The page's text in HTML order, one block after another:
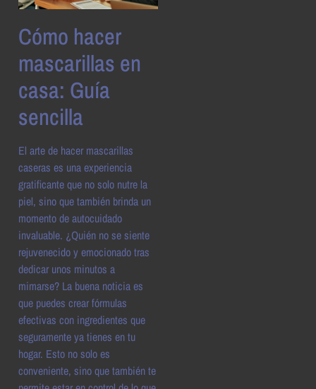
Cómo hacer
mascarillas en
casa: Guía
sencilla
El arte de hacer mascarillas
caseras es una experiencia
gratificante que no solo nutre la
piel, sino que también brinda un
momento de autocuidado
invaluable. ¿Quién no se siente
rejuvenecido y emocionado tras
dedicar unos minutos a
mimarse? La buena noticia es
que puedes crear fórmulas
efectivas con ingredientes que
seguramente ya tienes en tu
hogar. Esto no solo es
conveniente, sino que también te